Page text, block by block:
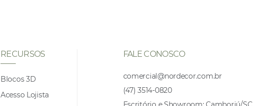
RECURSOS
Blocos 3D
Acesso Lojista
FALE CONOSCO
comercial@nordecor.com.br
(47) 3514-0820